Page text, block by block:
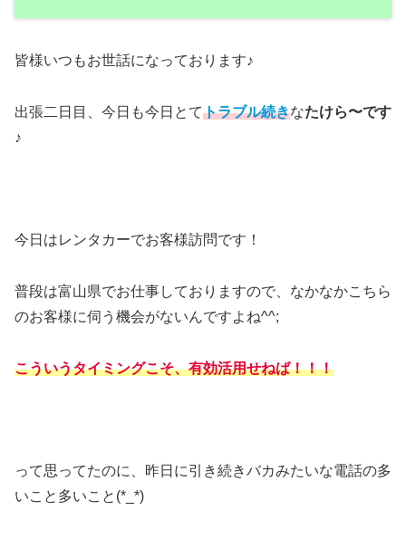
皆様いつもお世話になっております♪
出張二日目、今日も今日とてトラブル続きなたけら〜です
♪
今日はレンタカーでお客様訪問です！
普段は富山県でお仕事しておりますので、なかなかこちら
のお客様に伺う機会がないんですよね^^;
こういうタイミングこそ、有効活用せねば！！！
って思ってたのに、昨日に引き続きバカみたいな電話の多
いこと多いこと(*_*)